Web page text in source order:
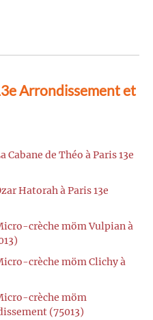
Arrondissement et
de Théo à Paris 13e
Hatorah à Paris 13e
crèche möm Vulpian à
crèche möm Clichy à
crèche möm
(75013)